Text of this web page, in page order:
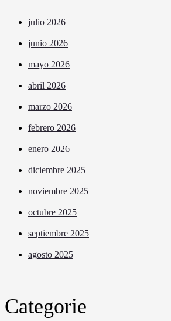
julio 2026
junio 2026
mayo 2026
abril 2026
marzo 2026
febrero 2026
enero 2026
diciembre 2025
noviembre 2025
octubre 2025
septiembre 2025
agosto 2025
Categorie